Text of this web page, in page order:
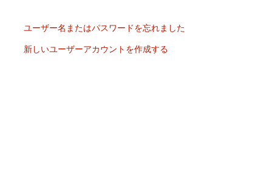
ユーザー名またはパスワードを忘れました
新しいユーザーアカウントを作成する